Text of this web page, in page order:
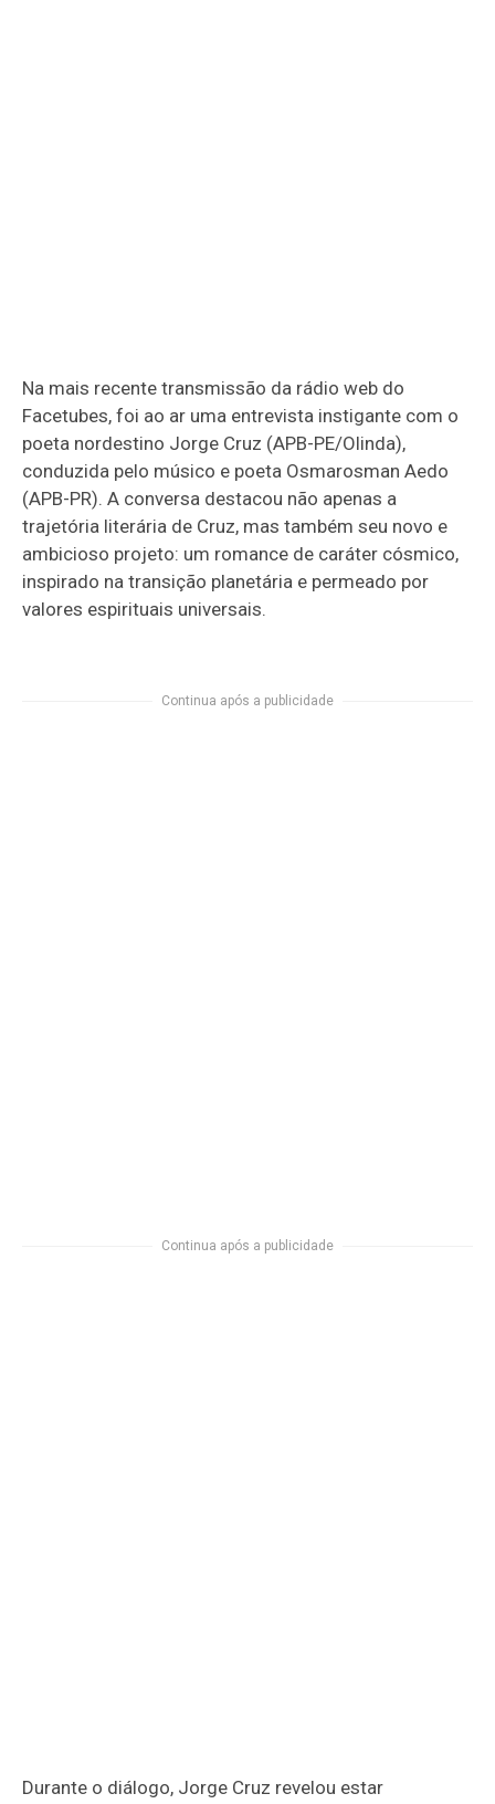
Na mais recente transmissão da rádio web do
Facetubes, foi ao ar uma entrevista instigante com o
poeta nordestino Jorge Cruz (APB-PE/Olinda),
conduzida pelo músico e poeta Osmarosman Aedo
(APB-PR). A conversa destacou não apenas a
trajetória literária de Cruz, mas também seu novo e
ambicioso projeto: um romance de caráter cósmico,
inspirado na transição planetária e permeado por
valores espirituais universais.
Continua após a publicidade
Continua após a publicidade
Durante o diálogo, Jorge Cruz revelou estar